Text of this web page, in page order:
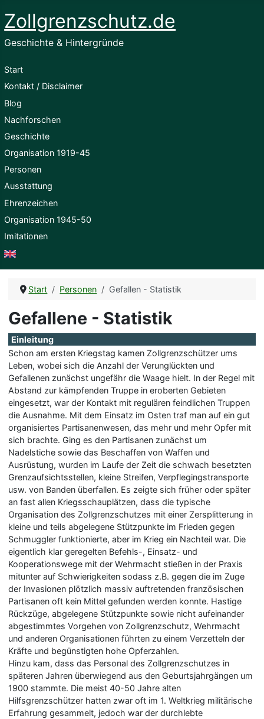
Zollgrenzschutz.de
Geschichte & Hintergründe
Start
Kontakt / Disclaimer
Blog
Nachforschen
Geschichte
Organisation 1919-45
Personen
Ausstattung
Ehrenzeichen
Organisation 1945-50
Imitationen
English
Start Personen Gefallen - Statistik
Gefallene - Statistik
Einleitung
Schon am ersten Kriegstag kamen Zollgrenzschützer ums
Leben, wobei sich die Anzahl der Verunglückten und
Gefallenen zunächst ungefähr die Waage hielt. In der Regel mit
Abstand zur kämpfenden Truppe in eroberten Gebieten
eingesetzt, war der Kontakt mit regulären feindlichen Truppen
die Ausnahme. Mit dem Einsatz im Osten traf man auf ein gut
organisiertes Partisanenwesen, das mehr und mehr Opfer mit
sich brachte. Ging es den Partisanen zunächst um
Nadelstiche sowie das Beschaffen von Waffen und
Ausrüstung, wurden im Laufe der Zeit die schwach besetzten
Grenzaufsichtsstellen, kleine Streifen, Verpflegingstransporte
usw. von Banden überfallen. Es zeigte sich früher oder später
an fast allen Kriegsschauplätzen, dass die typische
Organisation des Zollgrenzschutzes mit einer Zersplitterung in
kleine und teils abgelegene Stützpunkte im Frieden gegen
Schmuggler funktionierte, aber im Krieg ein Nachteil war. Die
eigentlich klar geregelten Befehls-, Einsatz- und
Kooperationswege mit der Wehrmacht stießen in der Praxis
mitunter auf Schwierigkeiten sodass z.B. gegen die im Zuge
der Invasionen plötzlich massiv auftretenden französischen
Partisanen oft kein Mittel gefunden werden konnte. Hastige
Rückzüge, abgelegene Stützpunkte sowie nicht aufeinander
abgestimmtes Vorgehen von Zollgrenzschutz, Wehrmacht
und anderen Organisationen führten zu einem Verzetteln der
Kräfte und begünstigten hohe Opferzahlen.
Hinzu kam, dass das Personal des Zollgrenzschutzes in
späteren Jahren überwiegend aus den Geburtsjahrgängen um
1900 stammte. Die meist 40-50 Jahre alten
Hilfsgrenzschützer hatten zwar oft im 1. Weltkrieg militärische
Erfahrung gesammelt, jedoch war der durchlebte